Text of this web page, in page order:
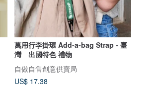
萬用行李掛環 Add-a-bag Strap - 臺
灣 出國特色 禮物
自做自售創意供賣局
US$ 17.38